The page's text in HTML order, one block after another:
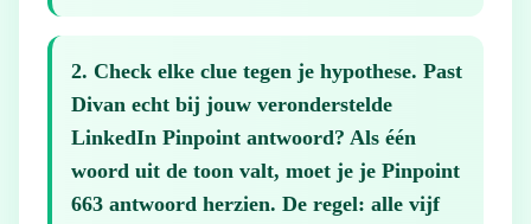
2. Check elke clue tegen je hypothese. Past
Divan echt bij jouw veronderstelde
LinkedIn Pinpoint antwoord? Als één
woord uit de toon valt, moet je je Pinpoint
663 antwoord herzien. De regel: alle vijf